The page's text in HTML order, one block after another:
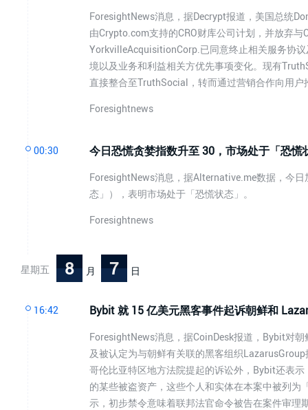
ForesightNews消息，据Decrypt报道，美国总统
由Crypto.com支持的CRO财库公司计划，并放弃
YorkvilleAcquisitionCorp.已同意终止相关服务协
境以及业务和利益相关方优先事项变化。现有
直接整合至TruthSocial，转而通过营销合作向用
Foresightnews
00:30 今日恐慌贪婪指数升至 30，市场处于「恐慌
ForesightNews消息，据Alternative.me数据，今
态」），表明市场处于「恐慌状态」。
Foresightnews
星期五 8 月 7 日
16:42 Bybit 就 15 亿美元黑客事件起诉朝鲜和
ForesightNews消息，据CoinDesk报道，Bybit对
及被认定为与朝鲜有关联的黑客组织
哥伦比亚特区地方法院提起的诉讼外，Bybit还表
的某些被盗资产，这些个人和实体在本案中被列
示，初步禁令意味着联邦法官命令被告在案件审